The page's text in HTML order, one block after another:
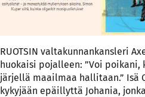
RUOTSIN valtakunnankansleri
huokaisi pojalleen: ”Voi
järjellä maailmaa hallitaan.” Isä
kykyjään epäillyttä Johania,